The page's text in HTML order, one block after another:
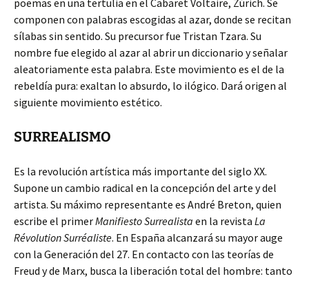
poemas en una tertulia en el Cabaret Voltaire, Zúrich. Se
componen con palabras escogidas al azar, donde se recitan
sílabas sin sentido. Su precursor fue Tristan Tzara. Su
nombre fue elegido al azar al abrir un diccionario y señalar
aleatoriamente esta palabra. Este movimiento es el de la
rebeldía pura: exaltan lo absurdo, lo ilógico. Dará origen al
siguiente movimiento estético.
SURREALISMO
Es la revolución artística más importante del siglo XX.
Supone un cambio radical en la concepción del arte y del
artista. Su máximo representante es André Breton, quien
escribe el primerManifiesto Surrealista en la revista La
Révolution Surréaliste. En España alcanzará su mayor auge
con la Generación del 27. En contacto con las teorías de
Freud y de Marx, busca la liberación total del hombre: tanto